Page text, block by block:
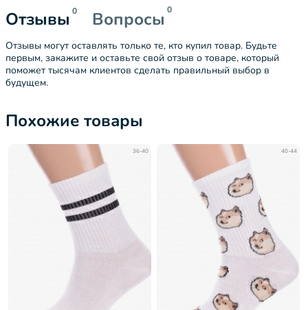
Отзывы 0 Вопросы 0
Отзывы могут оставлять только те, кто купил товар. Будьте
первым, закажите и оставьте свой отзыв о товаре, который
поможет тысячам клиентов сделать правильный выбор в
будущем.
Похожие товары
36-40 40-44